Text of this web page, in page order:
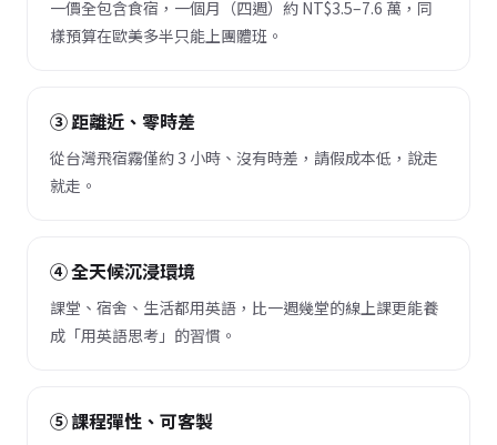
一價全包含食宿，一個月（四週）約 NT$3.5–7.6 萬，同
樣預算在歐美多半只能上團體班。
③ 距離近、零時差
從台灣飛宿霧僅約 3 小時、沒有時差，請假成本低，說走
就走。
④ 全天候沉浸環境
課堂、宿舍、生活都用英語，比一週幾堂的線上課更能養
成「用英語思考」的習慣。
⑤ 課程彈性、可客製